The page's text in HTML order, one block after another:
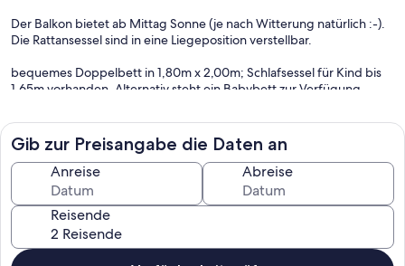
Der Balkon bietet ab Mittag Sonne (je nach Witterung natürlich :-).
Die Rattansessel sind in eine Liegeposition verstellbar.
bequemes Doppelbett in 1,80m x 2,00m; Schlafsessel für Kind bis
1,65m vorhanden. Alternativ steht ein Babybett zur Verfügung.
bitte anfragen.
Für E-Bike Nutzer: Auf Anfrage ist es möglich die Fahrräder
einzuschließen (o.Haftung)
Bitte sprechen sie und vorher an.
Gern stellen wir Ihnen auf Wunsch Bettwäsche und Handtücher zur
Verfügung. Pro Satz einmalig 10 Euro p.P. für Bettwäsche und 5
Euro p.P. für Handtücher für Ihren Aufenthalt.
Gib zur Preisangabe die Daten an
Anreise Abreise
Reisende